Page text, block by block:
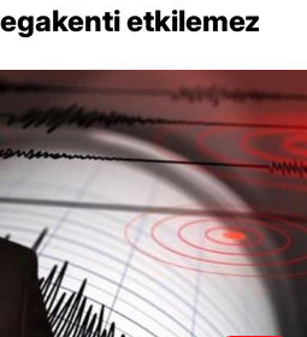
etkilemez